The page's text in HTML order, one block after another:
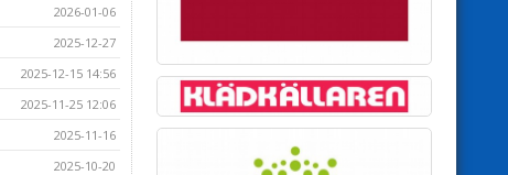
2026-01-06
2025-12-27
2025-12-15 14:56
2025-11-25 12:06
2025-11-16
2025-10-20